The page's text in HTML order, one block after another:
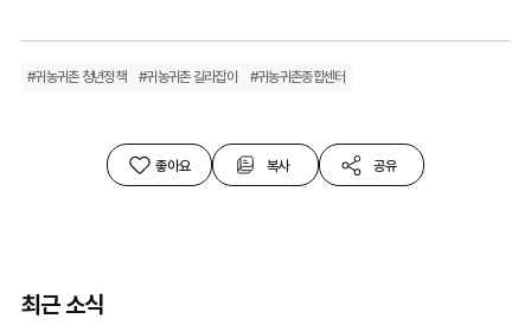
#귀농귀촌 청년정책 #귀농귀촌 길라잡이 #귀농귀촌종합센터
좋아요 복사 공유
최근 소식